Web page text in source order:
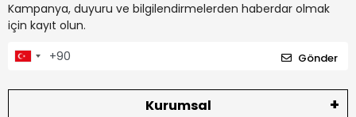
Kampanya, duyuru ve bilgilendirmelerden haberdar olmak
için kayıt olun.
Gönder
Kurumsal